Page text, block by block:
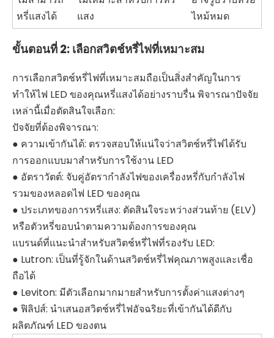
หรี่แสงได้
แสง
ไหม้หมด
ขั้นตอนที่ 2: เลือกสวิตช์หรี่ไฟที่เหมาะสม
การเลือกสวิตช์หรี่ไฟที่เหมาะสมถือเป็นสิ่งสำคัญในการ
ทำให้ไฟ LED ของคุณหรี่แสงได้อย่างราบรื่น พิจารณาปัจจัย
เหล่านี้เมื่อตัดสินใจเลือก:
ปัจจัยที่ต้องพิจารณา:
● ความเข้ากันได้: ตรวจสอบให้แน่ใจว่าสวิตช์หรี่ไฟได้รับ
การออกแบบมาสำหรับการใช้งาน LED
● อัตราวัตต์: จับคู่อัตรากำลังไฟของเครื่องหรี่กับกำลังไฟ
รวมของหลอดไฟ LED ของคุณ
● ประเภทของการหรี่แสง: ตัดสินใจระหว่างส่วนท้าย (ELV)
หรือตัวหรี่ขอบนำตามความต้องการของคุณ
แบรนด์ที่แนะนำสำหรับสวิตช์หรี่ไฟที่รองรับ LED:
● Lutron: เป็นที่รู้จักในด้านสวิตช์หรี่ไฟคุณภาพสูงและเชื่อ
ถือได้
● Leviton: มีตัวเลือกมากมายสำหรับการตั้งค่าแสงต่างๆ
● ฟิลิปส์: นำเสนอสวิตช์หรี่ไฟอัจฉริยะที่เข้ากันได้ดีกับ
ผลิตภัณฑ์ LED ของตน